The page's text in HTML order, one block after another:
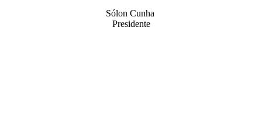
Sólon Cunha
Presidente